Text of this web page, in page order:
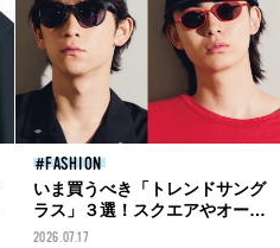
FASHION
いま買うべき「トレンドサング
ラス」３選！スクエアやオーバ
ルの定番デザインに流行りのス
2026.07.17